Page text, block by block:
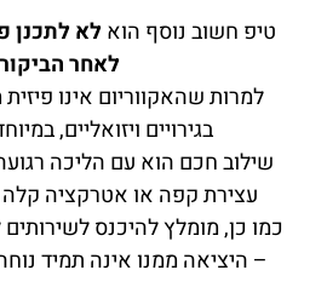
טיפ חשוב נוסף הואלא לתכנן
לאחר הביקור
למרות שהאקווריום אינו
בגירויים ויזואליים,
עצירת קפה או אטרקציה
כמו כן, מומלץ להיכנס
– היציאה ממנו אינה תמיד